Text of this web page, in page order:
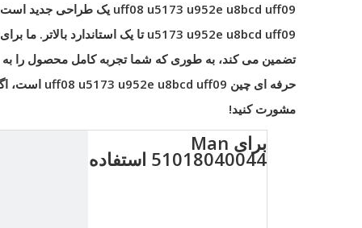
uff08 u5173 u952e u8bcd uff09 یک طراحی جدید است
u5173 u952e u8bcd uff09 تا یک استاندارد بالاتر. ما
تضمین می کند، به طوری که شما تجربه کامل محصول را به
حرفه ای چین uff08 u5173 u952e u8bcd uff09 است،
مشورت کنید!
برای Man
51018040044 استفاده